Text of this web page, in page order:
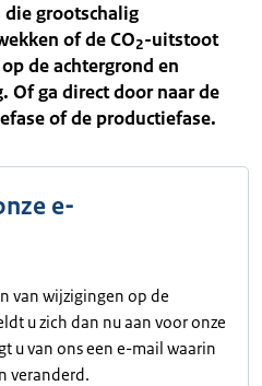
grootschalig
of de CO2-uitstoot
de achtergrond en
Of ga direct door naar de
of de productiefase.
e-
van wijzigingen op de
u zich dan nu aan voor onze
u van ons een e-mail waarin
veranderd.